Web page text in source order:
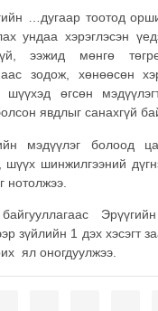
…дугаар тоотод
ундаа хэрэглэсэн
ээжид мөнгө
зодож, хөнөөсөн
шүүхэд өгсөн
явдлыг санахгүй
мэдүүлэг болоод
шүүх шинжилгээний
нотолжээ.
зүйлийн 1 дэх хэсэгт
ял оногдуулжээ.